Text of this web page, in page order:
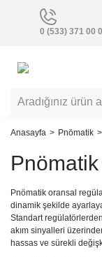
0 (533) 371 00
Anasayfa Pnömatik
Pnömatik oransal
dinamik şekilde
Standart
akım sinyalleri
hassas ve sürekli